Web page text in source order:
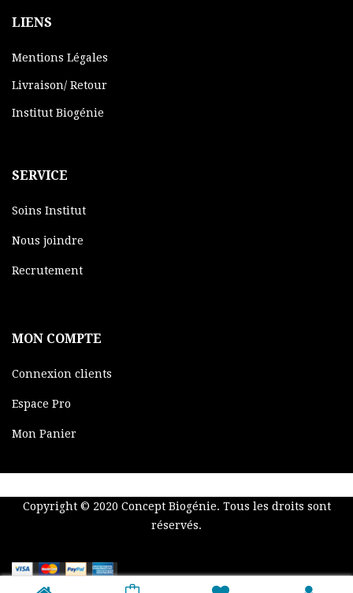
LIENS
Mentions Légales
Livraison/ Retour
Institut Biogénie
SERVICE
Soins Institut
Nous joindre
Recrutement
MON COMPTE
Connexion clients
Espace Pro
Mon Panier
Copyright © 2020 Concept Biogénie. Tous les droits sont
réservés.